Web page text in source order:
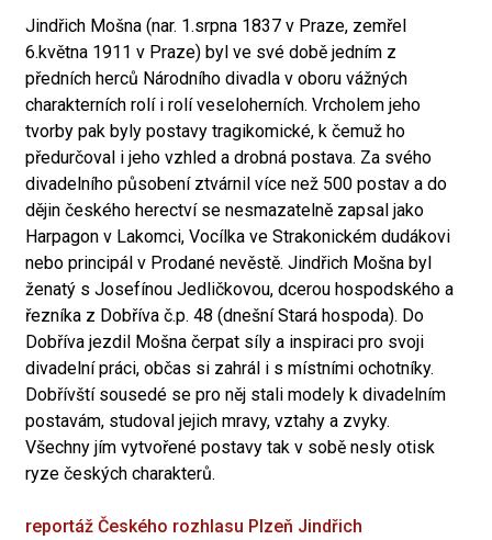
Jindřich Mošna (nar. 1.srpna 1837 v Praze, zemřel
6.května 1911 v Praze) byl ve své době jedním z
předních herců Národního divadla v oboru vážných
charakterních rolí i rolí veseloherních. Vrcholem jeho
tvorby pak byly postavy tragikomické, k čemuž ho
předurčoval i jeho vzhled a drobná postava. Za svého
divadelního působení ztvárnil více než 500 postav a do
dějin českého herectví se nesmazatelně zapsal jako
Harpagon v Lakomci, Vocílka ve Strakonickém dudákovi
nebo principál v Prodané nevěstě. Jindřich Mošna byl
ženatý s Josefínou Jedličkovou, dcerou hospodského a
řezníka z Dobříva č.p. 48 (dnešní Stará hospoda). Do
Dobříva jezdil Mošna čerpat síly a inspiraci pro svoji
divadelní práci, občas si zahrál i s místními ochotníky.
Dobřívští sousedé se pro něj stali modely k divadelním
postavám, studoval jejich mravy, vztahy a zvyky.
Všechny jím vytvořené postavy tak v sobě nesly otisk
ryze českých charakterů.
reportáž Českého rozhlasu Plzeň Jindřich